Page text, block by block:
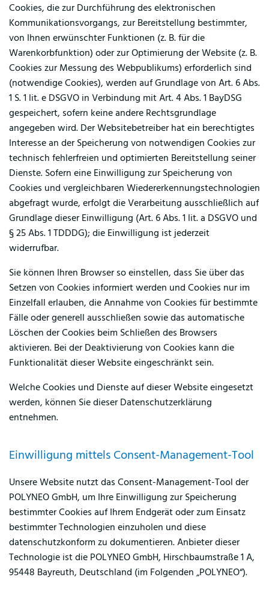
Cookies, die zur Durchführung des elektronischen
Kommunikationsvorgangs, zur Bereitstellung bestimmter,
von Ihnen erwünschter Funktionen (z. B. für die
Warenkorbfunktion) oder zur Optimierung der Website (z. B.
Cookies zur Messung des Webpublikums) erforderlich sind
(notwendige Cookies), werden auf Grundlage von Art. 6 Abs.
1 S. 1 lit. e DSGVO in Verbindung mit Art. 4 Abs. 1 BayDSG
gespeichert, sofern keine andere Rechtsgrundlage
angegeben wird. Der Websitebetreiber hat ein berechtigtes
Interesse an der Speicherung von notwendigen Cookies zur
technisch fehlerfreien und optimierten Bereitstellung seiner
Dienste. Sofern eine Einwilligung zur Speicherung von
Cookies und vergleichbaren Wiedererkennungstechnologien
abgefragt wurde, erfolgt die Verarbeitung ausschließlich auf
Grundlage dieser Einwilligung (Art. 6 Abs. 1 lit. a DSGVO und
§ 25 Abs. 1 TDDDG); die Einwilligung ist jederzeit
widerrufbar.
Sie können Ihren Browser so einstellen, dass Sie über das
Setzen von Cookies informiert werden und Cookies nur im
Einzelfall erlauben, die Annahme von Cookies für bestimmte
Fälle oder generell ausschließen sowie das automatische
Löschen der Cookies beim Schließen des Browsers
aktivieren. Bei der Deaktivierung von Cookies kann die
Funktionalität dieser Website eingeschränkt sein.
Welche Cookies und Dienste auf dieser Website eingesetzt
werden, können Sie dieser Datenschutzerklärung
entnehmen.
Einwilligung mittels Consent-Management-Tool
Unsere Website nutzt das Consent-Management-Tool der
POLYNEO GmbH, um Ihre Einwilligung zur Speicherung
bestimmter Cookies auf Ihrem Endgerät oder zum Einsatz
bestimmter Technologien einzuholen und diese
datenschutzkonform zu dokumentieren. Anbieter dieser
Technologie ist die POLYNEO GmbH, Hirschbaumstraße 1 A,
95448 Bayreuth, Deutschland (im Folgenden „POLYNEO“).